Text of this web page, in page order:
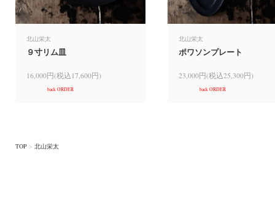
北山栄太
９寸リム皿
16,000円(税込17,600円)
back ORDER
北山栄太
ポワソンプレート
23,000円(税込25,300円)
back ORDER
TOP > 北山栄太